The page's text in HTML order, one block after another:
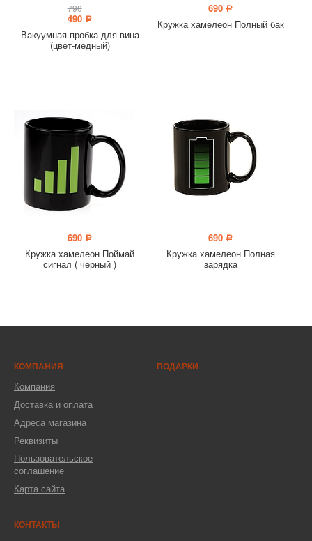
790
490 a
Вакуумная пробка для вина
(цвет-медный)
690 a
Кружка хамелеон Полный бак
690 a
Кружка хамелеон Поймай
сигнал ( черный )
690 a
Кружка хамелеон Полная
зарядка
КОМПАНИЯ
Компания
Доставка и оплата
Адреса магазина
Реквизиты
Пользовательское
соглашение
Карта сайта
ПОДАРКИ
КОНТАКТЫ